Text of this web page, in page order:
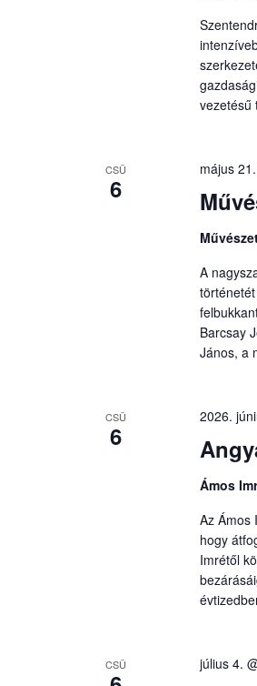
vezetésű
CSÜ
6
május
A
Barcsay
János, a
CSÜ
6
2026.
Ámos
Az Ámos
hogy
Imrétől
CSÜ július 4.